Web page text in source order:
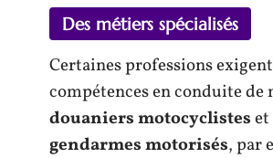
Des métiers spécialisés
Certaines professions
compétences en conduite de
douaniers motocyclisteset
gendarmes motorisés, par